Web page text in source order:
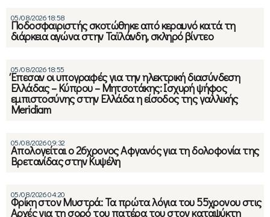
05/08/2026 18:58
Ποδοσφαιριστής σκοτώθηκε από κεραυνό κατά τη
διάρκεια αγώνα στην Ταϊλάνδη, σκληρό βίντεο
05/08/2026 18:55
Έπεσαν οι υπογραφές για την ηλεκτρική διασύνδεση
Ελλάδας – Κύπρου – Μητσοτάκης: Ισχυρή ψήφος
εμπιστοσύνης στην Ελλάδα η είσοδος της γαλλικής
Meridiam
05/08/2026 09:32
Απολογείται ο 26χρονος Αφγανός για τη δολοφονία της
Βρετανίδας στην Κυψέλη
05/08/2026 04:20
Φρίκη στον Μυστρά: Τα πρώτα λόγια του 55χρονου στις
Αρχές για τη σορό του πατέρα του στον καταψύκτη